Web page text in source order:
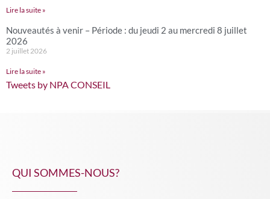
Lire la suite »
Nouveautés à venir – Période : du jeudi 2 au mercredi 8 juillet
2026
2 juillet 2026
Lire la suite »
Tweets by NPA CONSEIL
QUI SOMMES-NOUS?